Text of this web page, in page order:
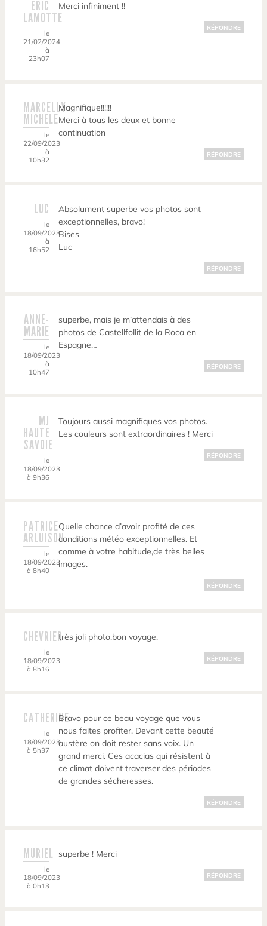
ERIC
LAMOTTE
le
21/02/2024
à
23h07
Merci infiniment !!
RÉPONDRE
MARCELLY
MICHELE
le
22/09/2023
à
10h32
Magnifique!!!!!!
Merci à tous les deux et bonne
continuation
RÉPONDRE
LUC
le
18/09/2023
à
16h52
Absolument superbe vos photos sont
exceptionnelles, bravo!
Bises
Luc
RÉPONDRE
ANNE-
MARIE
le
18/09/2023
à
10h47
superbe, mais je m’attendais à des
photos de Castellfollit de la Roca en
Espagne…
RÉPONDRE
MJ
HAUTE
SAVOIE
le
18/09/2023
à 9h36
Toujours aussi magnifiques vos photos.
Les couleurs sont extraordinaires ! Merci
RÉPONDRE
PATRICE
ARLUISON
le
18/09/2023
à 8h40
Quelle chance d’avoir profité de ces
conditions météo exceptionnelles. Et
comme à votre habitude,de très belles
images.
RÉPONDRE
CHEVRIER
le
18/09/2023
à 8h16
très joli photo.bon voyage.
RÉPONDRE
CATHERINE
le
18/09/2023
à 5h37
Bravo pour ce beau voyage que vous
nous faites profiter. Devant cette beauté
austère on doit rester sans voix. Un
grand merci. Ces acacias qui résistent à
ce climat doivent traverser des périodes
de grandes sécheresses.
RÉPONDRE
MURIEL
le
18/09/2023
à 0h13
superbe ! Merci
RÉPONDRE